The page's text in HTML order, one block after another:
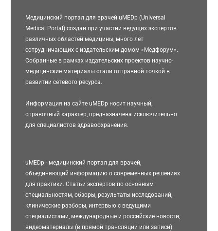
Медицинский портал для врачей uMEDp (Universal
Medical Portal) создан при участии ведущих экспертов
различных областей медицины, много лет
сотрудничающих с издательским домом «Медфорум».
Собранные в рамках издательских проектов научно-
медицинские материалы стали отправной точкой в
развитии сетевого ресурса.
Информация на сайте uMEDp носит научный,
справочный характер, предназначена исключительно
для специалистов здравоохранения.
uMEDp - медицинский портал для врачей,
объединяющий информацию о современных решениях
для практики. Статьи экспертов по основным
специальностям, обзоры, результаты исследований,
клинические разборы, интервью с ведущими
специалистами, международные и российские новости,
видеоматериалы (в прямой трансляции или записи)